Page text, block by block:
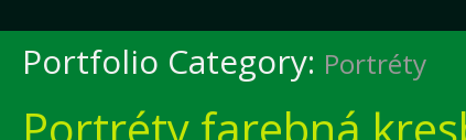
Portfolio Category: Portréty